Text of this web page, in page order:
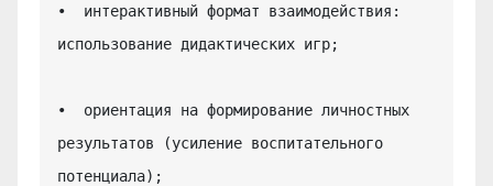
•  интерактивный формат взаимодействия:
использование дидактических игр;
•  ориентация на формирование личностных
результатов (усиление воспитательного
потенциала);